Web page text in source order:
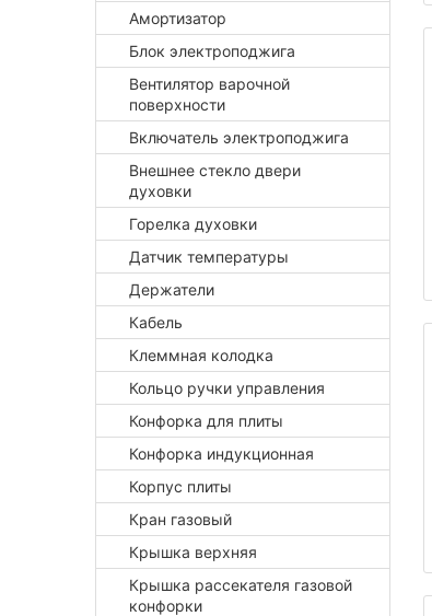
Амортизатор
Блок электроподжига
Вентилятор варочной
поверхности
Включатель электроподжига
Внешнее стекло двери
духовки
Горелка духовки
Датчик температуры
Держатели
Кабель
Клеммная колодка
Кольцо ручки управления
Конфорка для плиты
Конфорка индукционная
Корпус плиты
Кран газовый
Крышка верхняя
Крышка рассекателя газовой
конфорки